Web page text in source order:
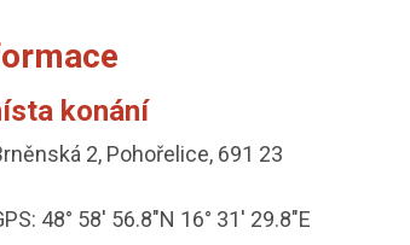
konání
2, Pohořelice, 691 23
48° 58′ 56.8″N 16° 31′ 29.8″E